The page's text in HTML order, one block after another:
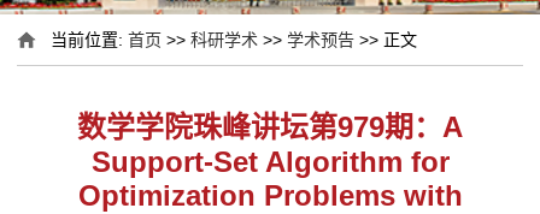
当前位置:首页 >>科研学术 >>学术预告 >> 正文
数学学院珠峰讲坛第979期：A
Support-Set Algorithm for
Optimization Problems with